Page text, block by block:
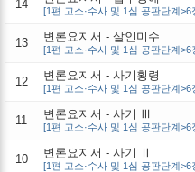
14 [1편 고소·수사 및 1심 공판단계
13 변론요지서 - 살인미수
[1편 고소·수사 및 1심 공판단계
12 변론요지서 - 사기횡령
[1편 고소·수사 및 1심 공판단계
11 변론요지서 - 사기 Ⅲ
[1편 고소·수사 및 1심 공판단계
10 변론요지서 - 사기 Ⅱ
[1편 고소·수사 및 1심 공판단계